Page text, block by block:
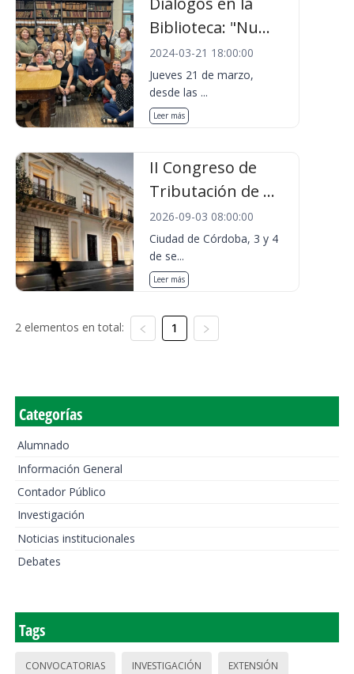
Biblioteca: "Nu...
2024-03-21 18:00:00
Jueves 21 de marzo,
desde las ...
Leer más
II Congreso de
Tributación de ...
2026-09-03 08:00:00
Ciudad de Córdoba, 3 y 4
de se...
Leer más
2 elementos en total: 1
Categorías
Alumnado
Información General
Contador Público
Investigación
Noticias institucionales
Debates
Tags
CONVOCATORIAS INVESTIGACIÓN EXTENSIÓN